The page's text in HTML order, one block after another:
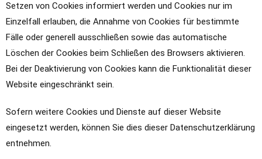
Setzen von Cookies informiert werden und Cookies nur im
Einzelfall erlauben, die Annahme von Cookies für bestimmte
Fälle oder generell ausschließen sowie das automatische
Löschen der Cookies beim Schließen des Browsers aktivieren.
Bei der Deaktivierung von Cookies kann die Funktionalität dieser
Website eingeschränkt sein.
Sofern weitere Cookies und Dienste auf dieser Website
eingesetzt werden, können Sie dies dieser Datenschutzerklärung
entnehmen.